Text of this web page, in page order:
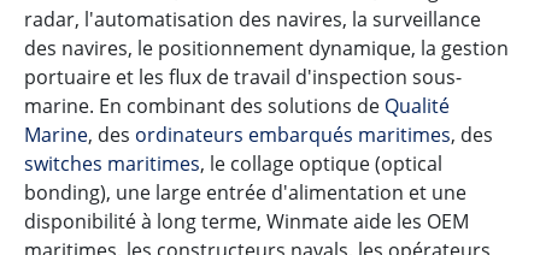
radar, l'automatisation des navires, la surveillance
des navires, le positionnement dynamique, la gestion
portuaire et les flux de travail d'inspection sous-
marine. En combinant des solutions de Qualité
Marine, des ordinateurs embarqués maritimes, des
switches maritimes, le collage optique (optical
bonding), une large entrée d'alimentation et une
disponibilité à long terme, Winmate aide les OEM